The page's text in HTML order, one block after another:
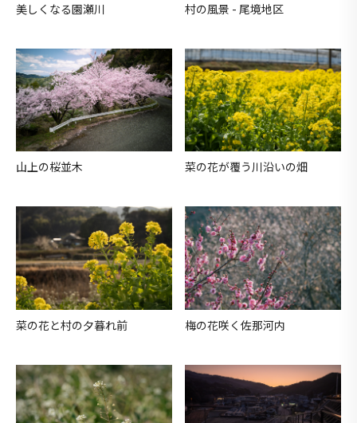
美しくなる園瀬川 村の風景 - 尾境地区
山上の桜並木 菜の花が覆う川沿いの畑
菜の花と村の夕暮れ前 梅の花咲く佐那河内